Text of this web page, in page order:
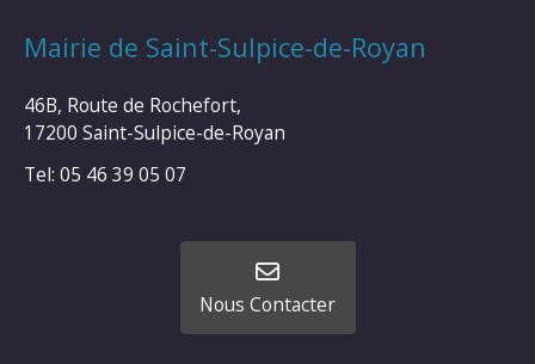
Mairie de Saint-Sulpice-de-Royan
46B, Route de Rochefort,
17200 Saint-Sulpice-de-Royan
Tel: 05 46 39 05 07
Nous Contacter